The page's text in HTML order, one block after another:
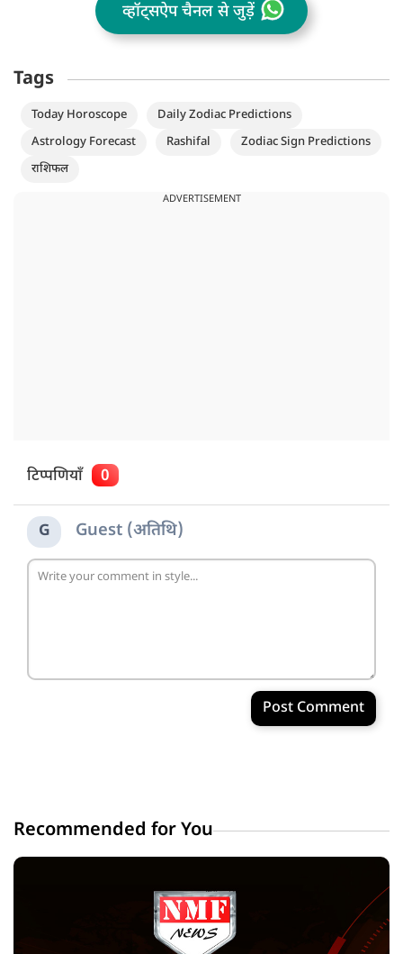
व्हॉट्सऐप चैनल से जुड़ें
Tags
Today Horoscope
Daily Zodiac Predictions
Astrology Forecast
Rashifal
Zodiac Sign Predictions
राशिफल
ADVERTISEMENT
टिप्पणियाँ 0
G Guest (अतिथि)
Post Comment
Recommended for You